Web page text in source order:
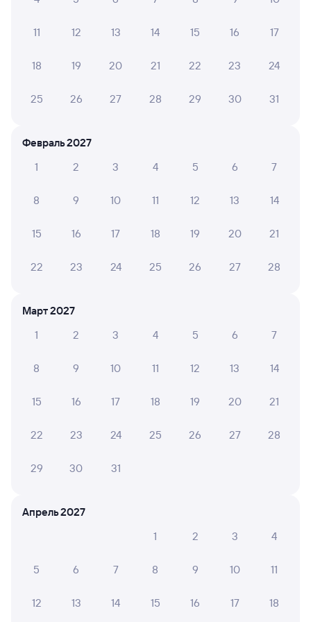
21 ч 40 м в пути
от4 ⁠532 ⁠₽
Выберите дату
Искать билеты
Отели в Москве
Путешественникам нравятся эти варианты
8,4
Отзывы пассажиров Туту о поездах
по этому направлению
Мы отображаем актуальные отзывы и не удаляем
11 12 13 14 15 16 17
18 19 20 21 22 23 24
25 26 27 28 29 30 31
Февраль 2027
1
2 3 4 5 6 7
8 9 10 11 12 13 14
15 16 17 18 19 20 21
22 23 24 25 26 27 28
Март 2027
1
2 3 4 5 6 7
8 9 10 11 12 13 14
15 16 17 18 19 20 21
22 23 24 25 26 27 28
29 30 31
Апрель 2027
1
2 3 4
5 6 7 8 9 10 11
12 13 14 15 16 17 18